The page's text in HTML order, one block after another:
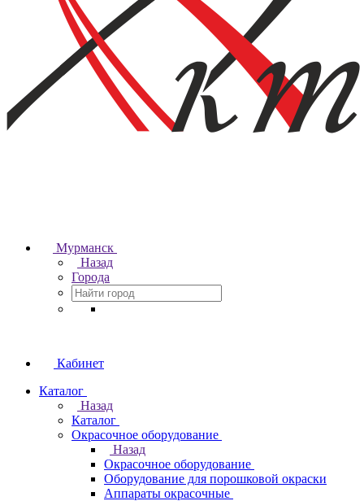
Мурманск
Назад
Города
Кабинет
Каталог
Назад
Каталог
Окрасочное оборудование
Назад
Окрасочное оборудование
Оборудование для порошковой окраски
Аппараты окрасочные